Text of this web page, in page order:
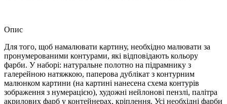
Опис
Для того, щоб намалювати картину, необхідно малювати за
пронумерованими контурами, які відповідають кольору
фарби. У наборі: натуральне полотно на підрамнику з
галерейною натяжкою, паперова дублікат з контурним
малюнком картини (на картині нанесена схема контурів
зображення з нумерацією), художні нейлонові пензлі, палітра
акрилових фарб у контейнерах, кріплення. Усі необхідні фарби